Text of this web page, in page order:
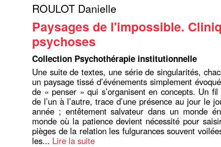
ROULOT Danielle
Paysages de l'impossible.
psychoses
Collection Psychothérapie institutionnelle
Une suite de textes, une série de singularités,
un paysage tissé d’événements simplement
de « penser » qui s’organisent en concepts. Un
de l’un à l’autre, trace d’une présence au jour le
année ; entêtement salvateur dans un monde
monde où la patience devient nécessité pour
pièges de la relation les fulgurances souvent
les... Lire la suite